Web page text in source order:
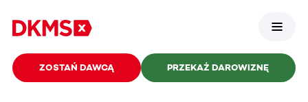
ZOSTAŃ DAWCĄ PRZEKAŻ DAROWIZNĘ